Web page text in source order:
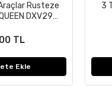
Rusteze
DXV29
TL
Ekle
3